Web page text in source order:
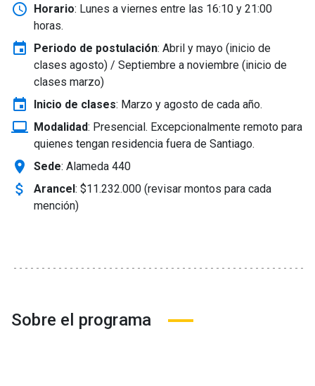
schedule Horario: Lunes a viernes entre las 16:10 y 21:00
horas.
event Periodo de postulación: Abril y mayo (inicio de
clases agosto) / Septiembre a noviembre (inicio de
clases marzo)
event Inicio de clases: Marzo y agosto de cada año.
laptop_windows Modalidad: Presencial. Excepcionalmente remoto para
quienes tengan residencia fuera de Santiago.
location_on Sede: Alameda 440
attach_money Arancel: $11.232.000 (revisar montos para cada
mención)
Sobre el programa